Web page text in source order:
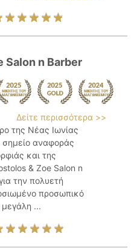
Salon n Barber
Δείτε περισσότερα >>
της Νέας Ιωνίας
σημείο αναφοράς
και της
& Zoe Salon n
την πολυετή
προσωπικό
...